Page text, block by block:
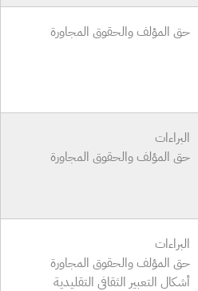
حق المؤلف والحقوق المجاورة
البراءات
حق المؤلف والحقوق المجاورة
البراءات
حق المؤلف والحقوق المجاورة
أشكال التعبير الثقافي التقليدية